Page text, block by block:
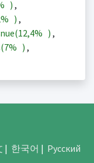
) ,
) ,
12,4% ) ,
7% ) ,
| 한국어 | Русский